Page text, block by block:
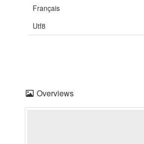
Français
Utf8
Overviews